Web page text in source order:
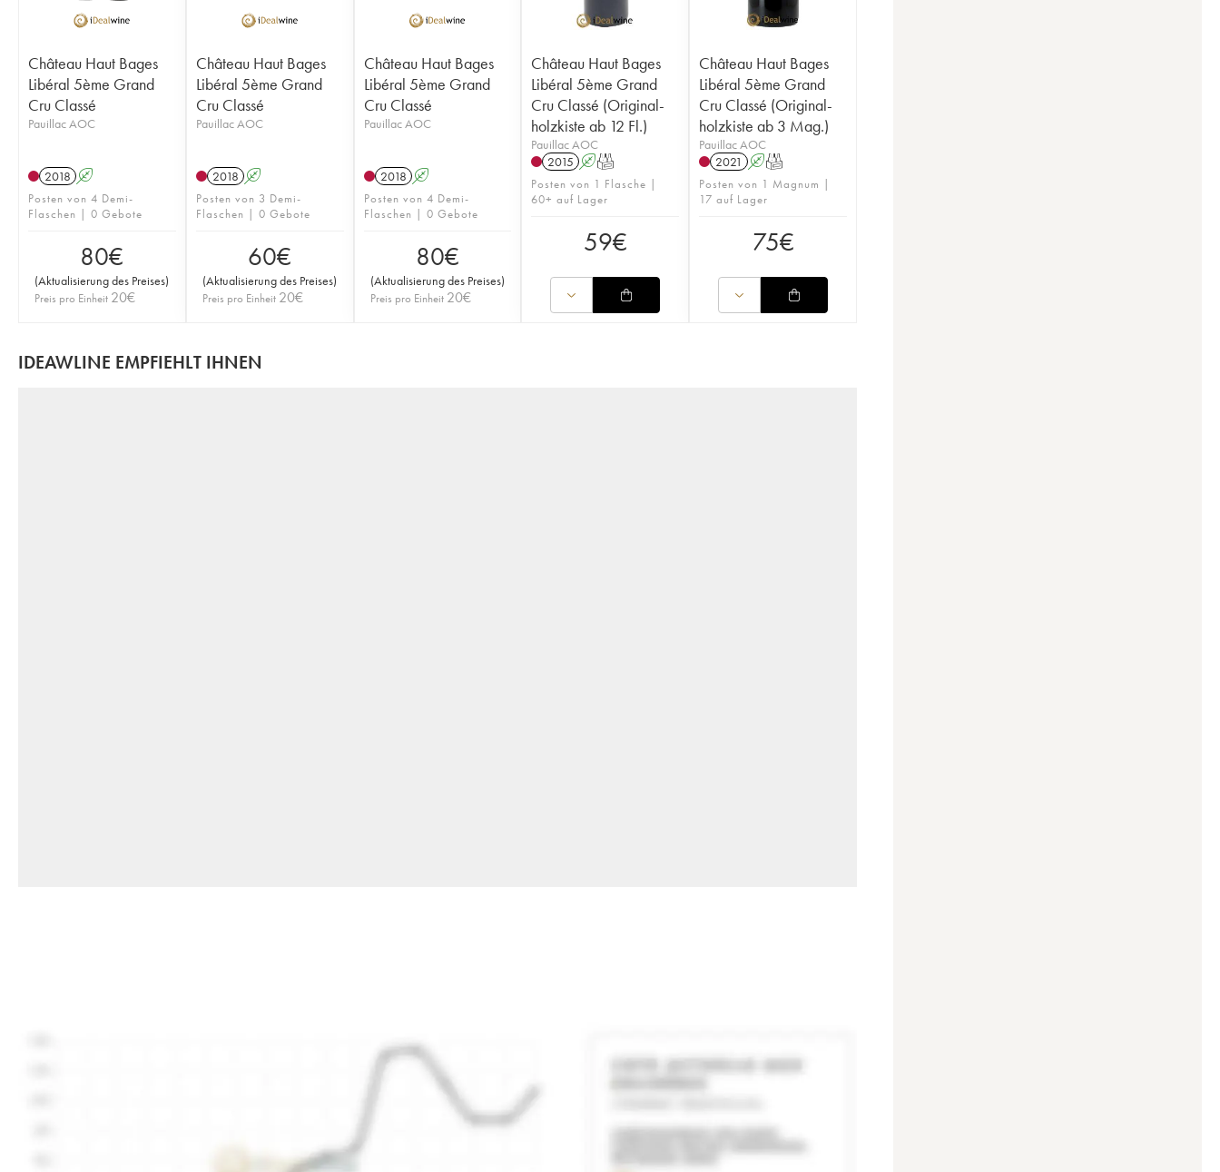
Château Haut Bages
Libéral 5ème Grand
Cru Classé
Pauillac AOC
2018 A
Posten von 4 Demi-
Flaschen | 0 Gebote
80€
(Aktualisierung des Preises)
Preis pro Einheit 20€
Château Haut Bages
Libéral 5ème Grand
Cru Classé
Pauillac AOC
2018 A
Posten von 3 Demi-
Flaschen | 0 Gebote
60€
(Aktualisierung des Preises)
Preis pro Einheit 20€
Château Haut Bages
Libéral 5ème Grand
Cru Classé
Pauillac AOC
2018 A
Posten von 4 Demi-
Flaschen | 0 Gebote
80€
(Aktualisierung des Preises)
Preis pro Einheit 20€
Château Haut Bages
Libéral 5ème Grand
Cru Classé (Original-
holzkiste ab 12 Fl.)
Pauillac AOC
2015 AT
Posten von 1 Flasche |
60+ auf Lager
59€
Château Haut Bages
Libéral 5ème Grand
Cru Classé (Original-
holzkiste ab 3 Mag.)
Pauillac AOC
2021
AT
Posten von 1 Magnum |
17 auf Lager
75€
IDEAWLINE EMPFIEHLT IHNEN